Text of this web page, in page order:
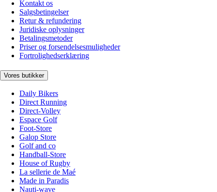
Kontakt os
Salgsbetingelser
Retur & refundering
Juridiske oplysninger
Betalingsmetoder
Priser og forsendelsesmuligheder
Fortrolighedserklæring
Vores butikker
Daily Bikers
Direct Running
Direct-Volley
Espace Golf
Foot-Store
Galop Store
Golf and co
Handball-Store
House of Rugby
La sellerie de Maé
Made in Paradis
Nauti-wave